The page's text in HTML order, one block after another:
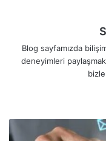
Blog sayfamızda
deneyimleri
S
M